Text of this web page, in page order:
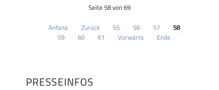
Seite 58 von 69
Anfang Zurück 55 56 57
58
59
60 61 Vorwärts Ende
PRESSEINFOS